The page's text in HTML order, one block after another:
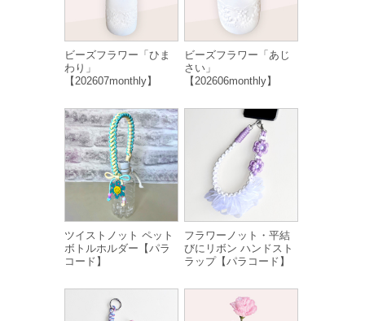
ビーズフラワー「ひま
わり」
【202607monthly】
ビーズフラワー「あじ
さい」
【202606monthly】
ツイストノット ペット
ボトルホルダー【パラ
コード】
フラワーノット・平結
びにリボン ハンドスト
ラップ【パラコード】